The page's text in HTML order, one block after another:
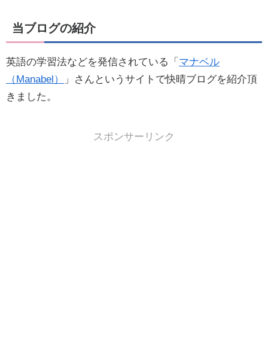
当ブログの紹介
英語の学習法などを発信されている「 マナベル
（Manabel）
」さんというサイトで快晴ブログを紹介頂
きました。
スポンサーリンク